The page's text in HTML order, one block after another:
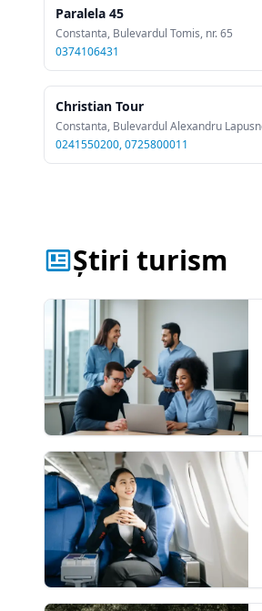
Paralela 45
Constanta, Bulevardul Tomis, nr. 65
0374106431
Christian Tour
0241550200, 0725800011
Știri turism